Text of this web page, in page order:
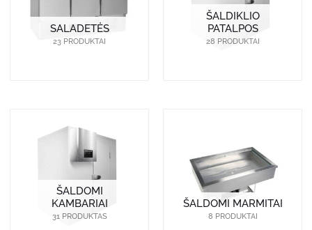
SALADETĖS
23 PRODUKTAI
ŠALDIKLIO
PATALPOS
28 PRODUKTAI
ŠALDOMI
KAMBARIAI
31 PRODUKTAS
ŠALDOMI MARMITAI
8 PRODUKTAI